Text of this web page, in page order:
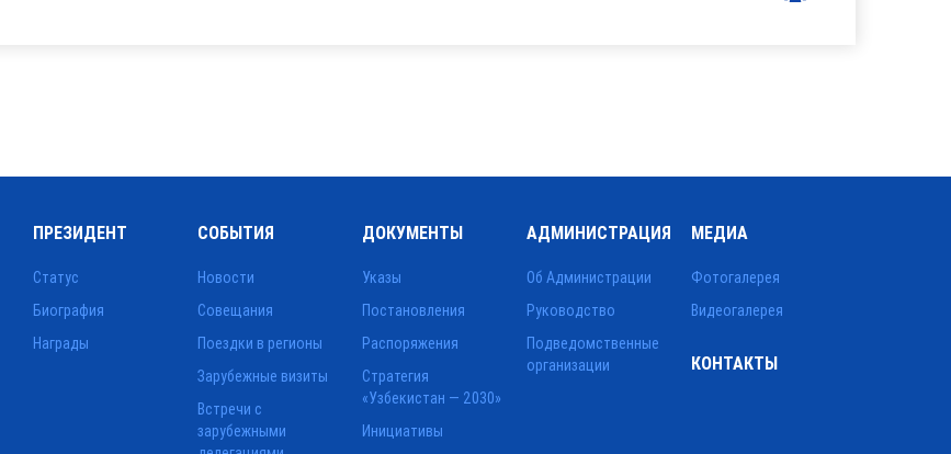
ПРЕЗИДЕНТ
Статус
Биография
Награды
СОБЫТИЯ
Новости
Совещания
Поездки в регионы
Зарубежные визиты
Встречи с
зарубежными
ДОКУМЕНТЫ
Указы
Постановления
Распоряжения
Стратегия
«Узбекистан — 2030»
Инициативы
АДМИНИСТРАЦИЯ
Об Администрации
Руководство
Подведомственные
организации
МЕДИА
Фотогалерея
Видеогалерея
КОНТАКТЫ